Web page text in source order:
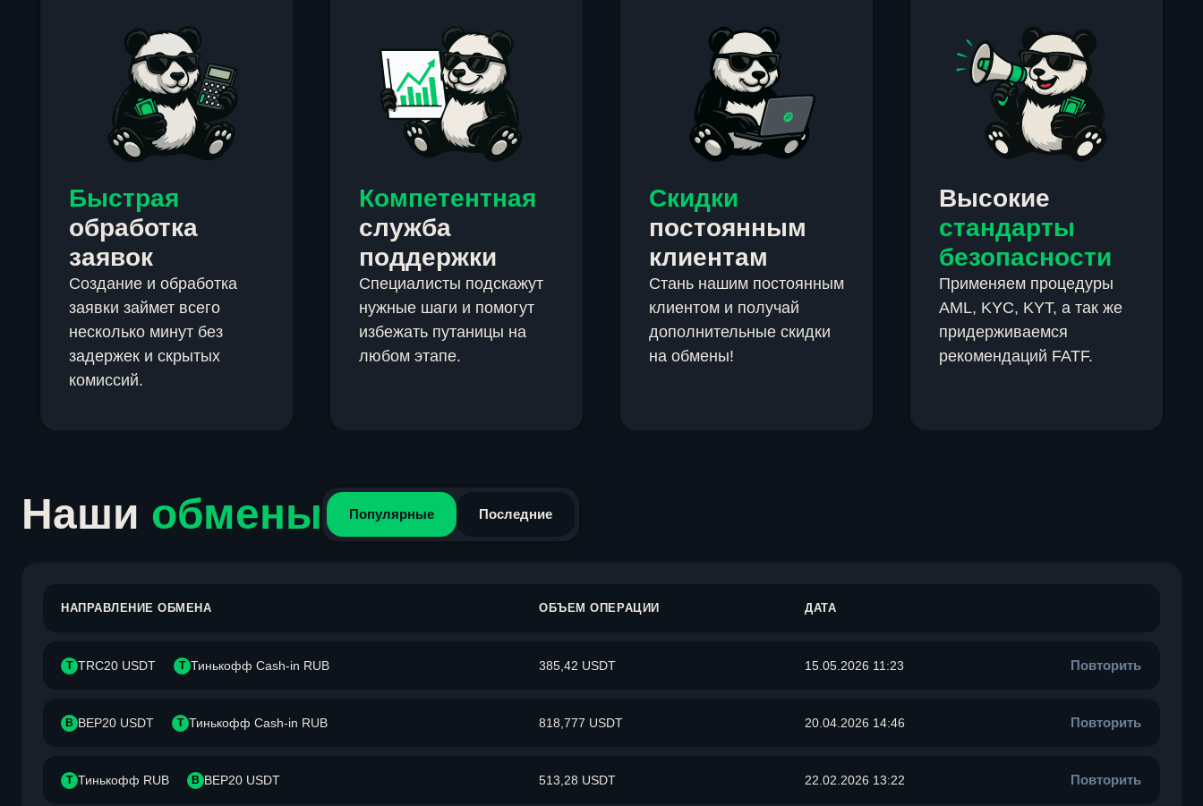
Быстрая
обработка
заявок
Создание и обработка
заявки займет всего
несколько минут без
задержек и скрытых
комиссий.
Компетентная
служба
поддержки
Специалисты подскажут
нужные шаги и помогут
избежать путаницы на
любом этапе.
Скидки
постоянным
клиентам
Стань нашим постоянным
клиентом и получай
дополнительные скидки
на обмены!
Высокие
стандарты
безопасности
Применяем процедуры
AML, KYC, KYT, а так же
придерживаемся
рекомендаций FATF.
Наши обмены Популярные Последние
НАПРАВЛЕНИЕ ОБМЕНА ОБЪЕМ ОПЕРАЦИИ ДАТА
T TRC20 USDT Т Тинькофф Cash-in RUB 385,42 USDT 15.05.2026 11:23 Повторить
B BEP20 USDT Т Тинькофф Cash-in RUB 818,777 USDT 20.04.2026 14:46 Повторить
Т Тинькофф RUB B BEP20 USDT 513,28 USDT 22.02.2026 13:22 Повторить